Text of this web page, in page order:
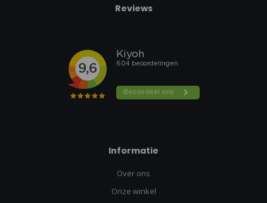
Reviews
Informatie
Over ons
Onze winkel